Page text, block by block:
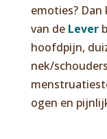
emoties?
van de Lever
hoofdpijn,
nek/
ogen en